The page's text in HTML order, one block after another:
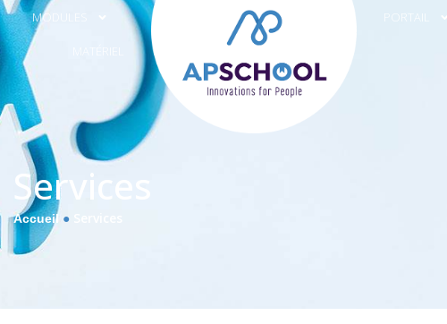
MODULES PORTAIL
Services
Accueil ●